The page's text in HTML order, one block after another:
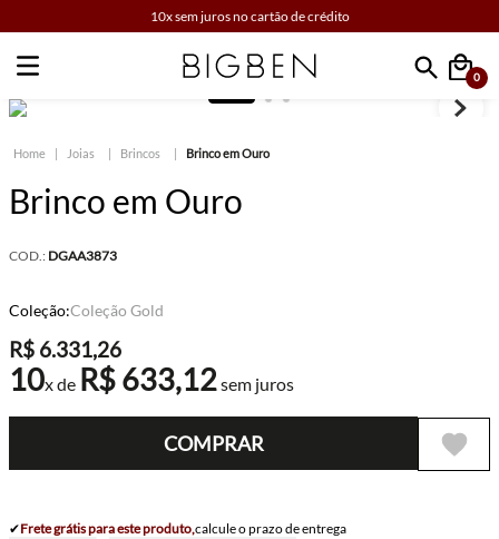
10x sem juros no cartão de crédito
Faça sua busca
0
Joias Brincos Brinco em Ouro
Brinco em Ouro
COD.: DGAA3873
Coleção:Coleção Gold
R$ 6.331,26
10x de R$633,12sem juros
COMPRAR
✔Frete grátis para este produto,calcule o prazo de entrega